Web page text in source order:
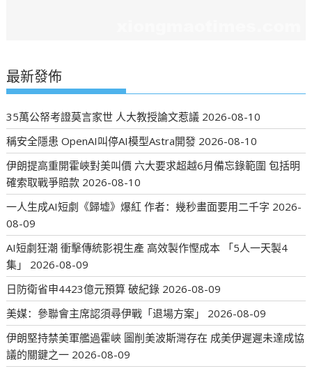
最新發佈
35萬公帑考證莫言家世 人大教授論文惹議 2026-08-10
稱安全隱患 OpenAI叫停AI模型Astra開發 2026-08-10
伊朗提高重開霍峽對美叫價 六大要求超越6月備忘錄範圍 包括明
確索取戰爭賠款 2026-08-10
一人生成AI短劇《歸墟》爆紅 作者：幾秒畫面要用二千字 2026-
08-09
AI短劇狂潮 衝擊傳統影視生產 高效製作慳成本 「5人一天製4
集」
2026-08-09
日防衛省申4423億元預算 破紀錄 2026-08-09
美媒：參聯會主席認須尋伊戰「退場方案」
2026-08-09
伊朗堅持禁美軍艦過霍峽 圖削美波斯灣存在 成美伊遲遲未達成協
議的關鍵之一 2026-08-09